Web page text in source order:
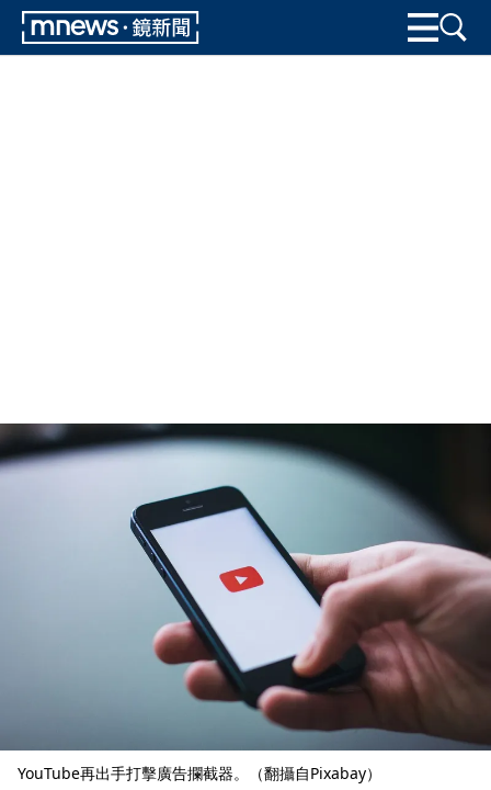
YouTube再出手打擊廣告攔截器。（翻攝自Pixabay）